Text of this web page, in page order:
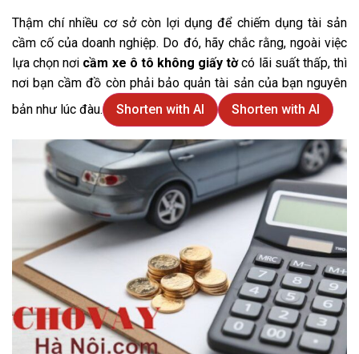
Thậm chí nhiều cơ sở còn lợi dụng để chiếm dụng tài sản
cầm cố của doanh nghiệp. Do đó, hãy chắc rằng, ngoài việc
lựa chọn nơi cầm xe ô tô không giấy tờcó lãi suất thấp, thì
nơi bạn cầm đồ còn phải bảo quản tài sản của bạn nguyên
bản như lúc đàu.
Shorten with AI Shorten with AI